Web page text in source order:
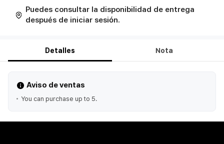
Puedes consultar la disponibilidad de entrega
después de iniciar sesión.
Detalles Nota
Aviso de ventas
You can purchase up to 5.